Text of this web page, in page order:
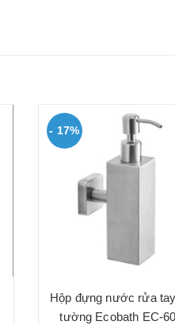
- 17%
Hộp đựng nước rửa
tường Ecobath EC-